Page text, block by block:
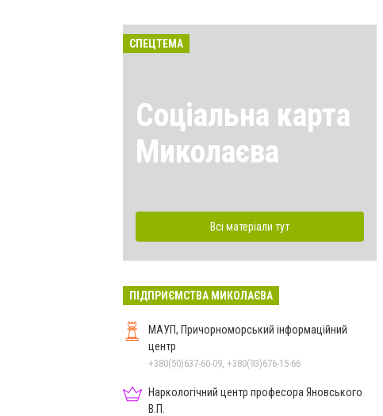
СПЕЦТЕМА
Соціальна карта
Миколаєва
Всі матеріали тут
ПІДПРИЄМСТВА МИКОЛАЄВА
МАУП, Причорноморський інформаційний
центр
+380(50)637-60-09, +380(93)676-15-66
Наркологічний центр професора Яновського
В.П.